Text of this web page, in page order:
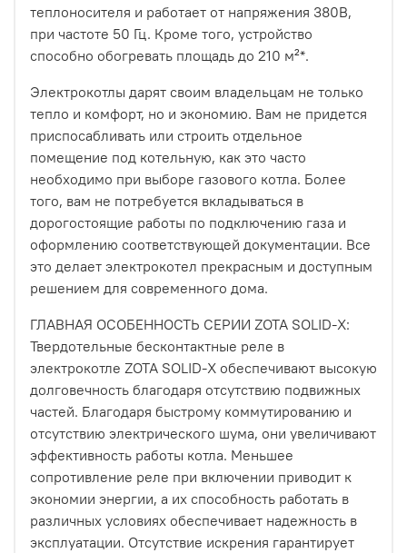
теплоносителя и работает от напряжения 380В,
при частоте 50 Гц. Кроме того, устройство
способно обогревать площадь до 210 м²*.
Электрокотлы дарят своим владельцам не только
тепло и комфорт, но и экономию. Вам не придется
приспосабливать или строить отдельное
помещение под котельную, как это часто
необходимо при выборе газового котла. Более
того, вам не потребуется вкладываться в
дорогостоящие работы по подключению газа и
оформлению соответствующей документации. Все
это делает электрокотел прекрасным и доступным
решением для современного дома.
ГЛАВНАЯ ОСОБЕННОСТЬ СЕРИИ ZOTA SOLID-X:
Твердотельные бесконтактные реле в
электрокотле ZOTA SOLID-X обеспечивают высокую
долговечность благодаря отсутствию подвижных
частей. Благодаря быстрому коммутированию и
отсутствию электрического шума, они увеличивают
эффективность работы котла. Меньшее
сопротивление реле при включении приводит к
экономии энергии, а их способность работать в
различных условиях обеспечивает надежность в
эксплуатации. Отсутствие искрения гарантирует